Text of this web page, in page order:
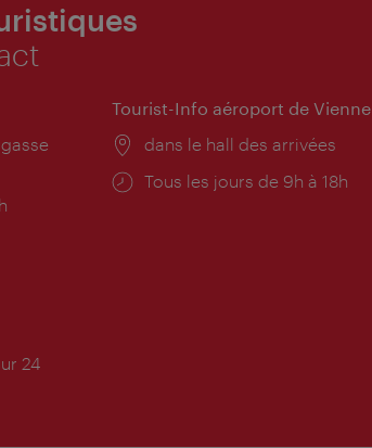
Tourist-Info aéroport de Vienne
Lieu:
dans le hall des arrivées
Horaires
Tous les jours de 9h à 18h
24